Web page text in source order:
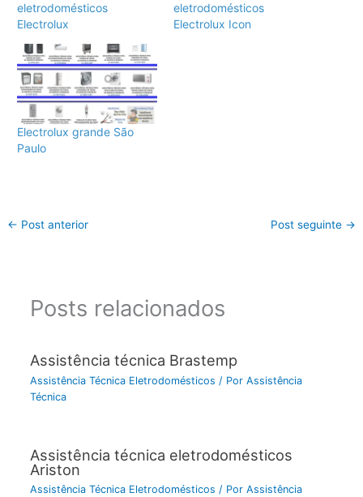
eletrodomésticos
Electrolux
eletrodomésticos
Electrolux Icon
Electrolux grande São
Paulo
← Post anterior Post seguinte →
Posts relacionados
Assistência técnica Brastemp
Assistência Técnica Eletrodomésticos / Por Assistência
Técnica
Assistência técnica eletrodomésticos
Ariston
Assistência Técnica Eletrodomésticos / Por Assistência